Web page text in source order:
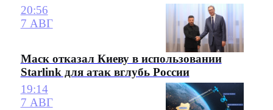
20:56
7 АВГ
Маск отказал Киеву в использовании
Starlink для атак вглубь России
19:14
7 АВГ